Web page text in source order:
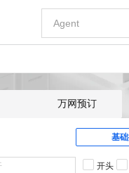
万网预订
基
开头